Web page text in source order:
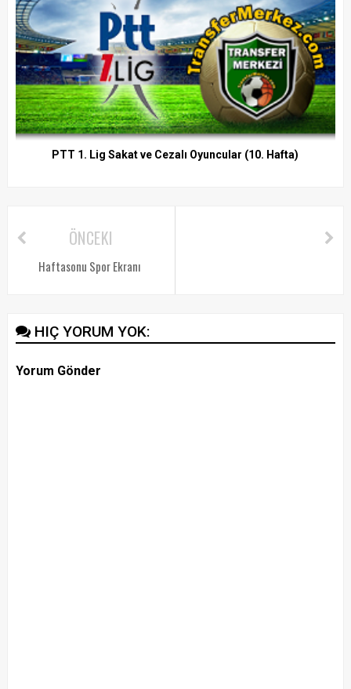
PTT 1. Lig Sakat ve Cezalı Oyuncular (10. Hafta)
ÖNCEKI
Haftasonu Spor Ekranı
HIÇ YORUM YOK:
Yorum Gönder